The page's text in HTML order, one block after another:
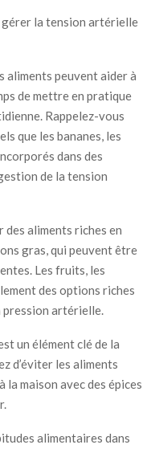
la tension artérielle
aliments peuvent aider à
de mettre en pratique
Rappelez-vous
que les bananes, les
dans des
de la tension
des aliments riches en
gras, qui peuvent être
Les fruits, les
des options riches
artérielle.
un élément clé de la
d’éviter les aliments
maison avec des épices
alimentaires dans